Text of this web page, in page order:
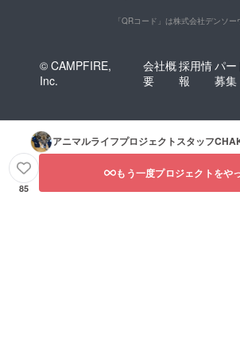
「QRコード」は株式会社デンソー
© CAMPFIRE,
Inc.
会社概
要
採用情
報
パー
募集
アニマルライフプロジェクトスタッフ
85
もう一度プロジェクトをや